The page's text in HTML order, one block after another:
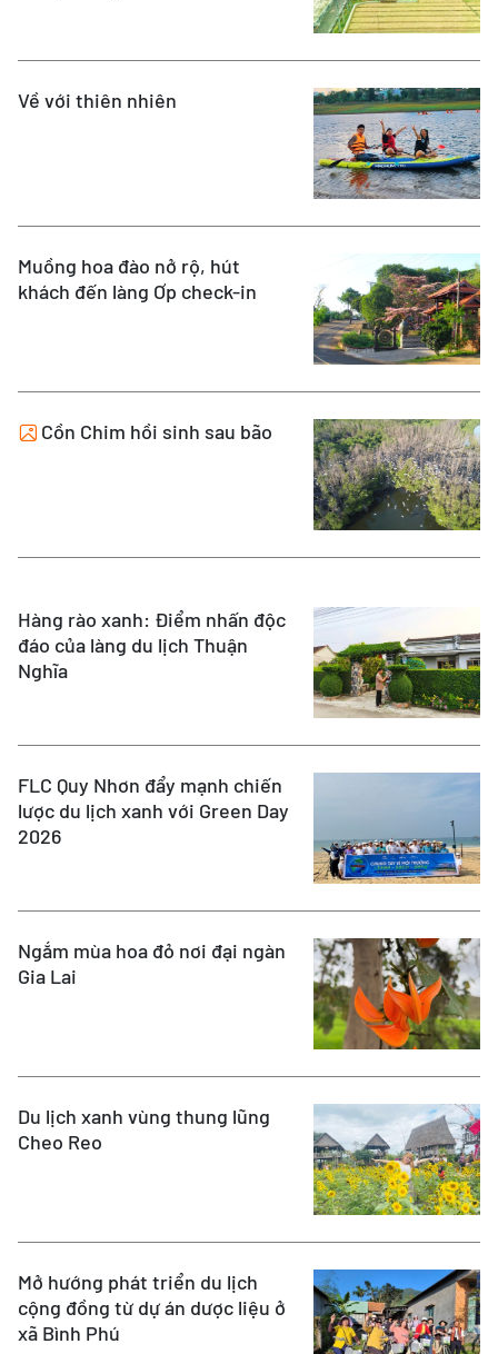
Về với thiên nhiên
Muồng hoa đào nở rộ, hút
khách đến làng Ơp check-in
Cồn Chim hồi sinh sau bão
Hàng rào xanh: Điểm nhấn độc
đáo của làng du lịch Thuận
Nghĩa
FLC Quy Nhơn đẩy mạnh chiến
lược du lịch xanh với Green Day
2026
Ngắm mùa hoa đỏ nơi đại ngàn
Gia Lai
Du lịch xanh vùng thung lũng
Cheo Reo
Mở hướng phát triển du lịch
cộng đồng từ dự án dược liệu ở
xã Bình Phú